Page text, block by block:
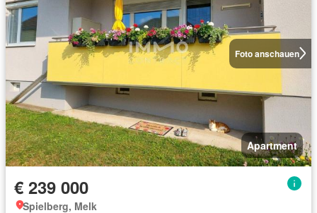
Foto anschauen
Apartment
€ 239 000
Spielberg, Melk